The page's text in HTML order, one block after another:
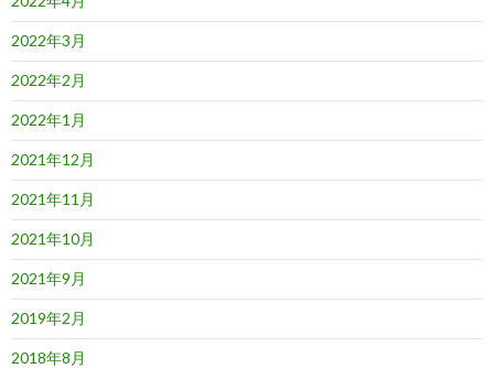
2022年3月
2022年2月
2022年1月
2021年12月
2021年11月
2021年10月
2021年9月
2019年2月
2018年8月